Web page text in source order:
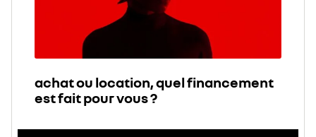
achat ou location, quel financement
est fait pour vous ?